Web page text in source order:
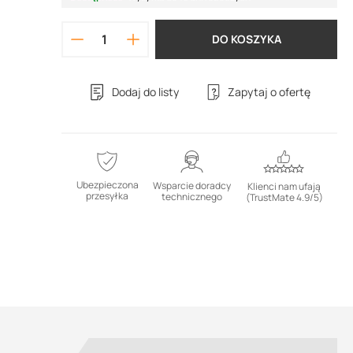
DO KOSZYKA
Dodaj do listy Zapytaj o ofertę
Ubezpieczona
przesyłka
Wsparcie doradcy
technicznego
Klienci nam ufają
(TrustMate 4.9/5)